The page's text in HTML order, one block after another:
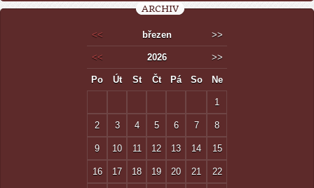
ARCHIV
<< březen >>
<< 2026 >>
Po Út St Čt Pá So Ne
1
2 3 4 5 6 7 8
9 10 11 12 13 14 15
16 17 18 19 20 21 22